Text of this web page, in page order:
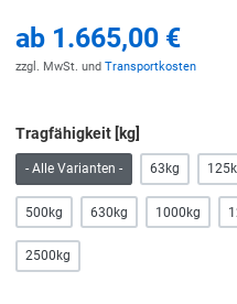
ab 1.665,00 €
zzgl. MwSt. und Transportkosten
Tragfähigkeit [kg]
- Alle Varianten - 63kg
500kg 630kg 1000kg
2500kg